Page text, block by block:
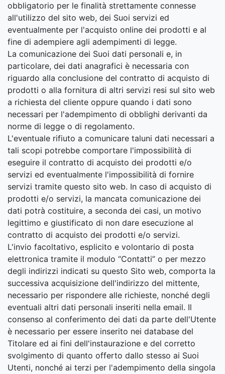
obbligatorio per le finalità strettamente connesse
all'utilizzo del sito web, dei Suoi servizi ed
eventualmente per l'acquisto online dei prodotti e al
fine di adempiere agli adempimenti di legge.
La comunicazione dei Suoi dati personali e, in
particolare, dei dati anagrafici è necessaria con
riguardo alla conclusione del contratto di acquisto di
prodotti o alla fornitura di altri servizi resi sul sito web
a richiesta del cliente oppure quando i dati sono
necessari per l'adempimento di obblighi derivanti da
norme di legge o di regolamento.
L'eventuale rifiuto a comunicare taluni dati necessari a
tali scopi potrebbe comportare l'impossibilità di
eseguire il contratto di acquisto dei prodotti e/o
servizi ed eventualmente l'impossibilità di fornire
servizi tramite questo sito web. In caso di acquisto di
prodotti e/o servizi, la mancata comunicazione dei
dati potrà costituire, a seconda dei casi, un motivo
legittimo e giustificato di non dare esecuzione al
contratto di acquisto dei prodotti e/o servizi.
L'invio facoltativo, esplicito e volontario di posta
elettronica tramite il modulo “Contatti” o per mezzo
degli indirizzi indicati su questo Sito web, comporta la
successiva acquisizione dell'indirizzo del mittente,
necessario per rispondere alle richieste, nonché degli
eventuali altri dati personali inseriti nella email. Il
consenso al conferimento dei dati da parte dell'Utente
è necessario per essere inserito nei database del
Titolare ed ai fini dell'instaurazione e del corretto
svolgimento di quanto offerto dallo stesso ai Suoi
Utenti, nonché ai terzi per l'adempimento della singola